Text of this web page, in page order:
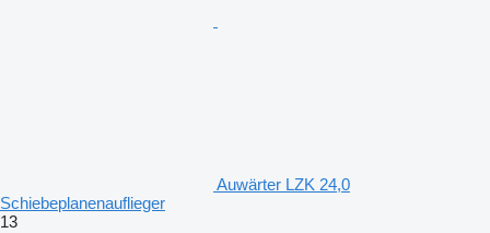
Auwärter LZK 24,0
Schiebeplanenauflieger
13